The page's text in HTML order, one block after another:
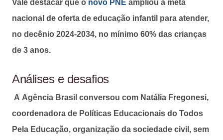
Vale destacar que o novo PNE ampliou a meta
nacional de oferta de educação infantil para atender,
no decênio 2024-2034, no mínimo 60% das crianças
de 3 anos.
Análises e desafios
A Agência Brasil conversou com Natália Fregonesi,
coordenadora de Políticas Educacionais do Todos
Pela Educação, organização da sociedade civil, sem